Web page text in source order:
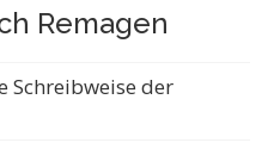
Remagen
Schreibweise der